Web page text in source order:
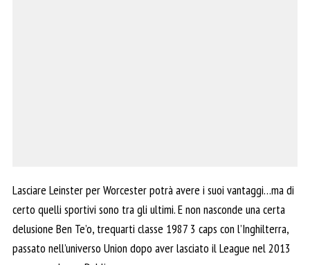
Lasciare Leinster per Worcester potrà avere i suoi vantaggi…ma di
certo quelli sportivi sono tra gli ultimi. E non nasconde una certa
delusione Ben Te’o, trequarti classe 1987 3 caps con l’Inghilterra,
passato nell’universo Union dopo aver lasciato il League nel 2013